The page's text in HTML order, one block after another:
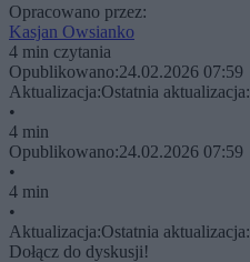
Opracowano przez:
Kasjan Owsianko
4 min czytania
Opublikowano:24.02.2026 07:59
Aktualizacja:Ostatnia aktualizacja:
•
4 min
Opublikowano:24.02.2026 07:59
•
4 min
•
Aktualizacja:Ostatnia aktualizacja:
Dołącz do dyskusji!